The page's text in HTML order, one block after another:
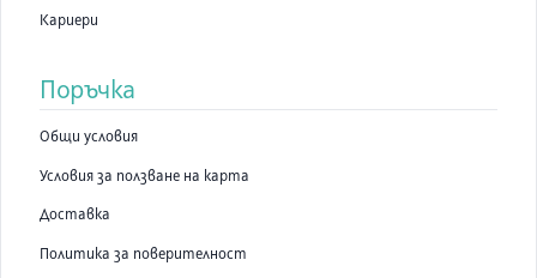
Кариери
Поръчка
Общи условия
Условия за ползване на карта
Доставка
Политика за поверителност